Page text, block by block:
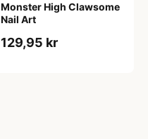
Monster High Clawsome
Nail Art
129,95 kr